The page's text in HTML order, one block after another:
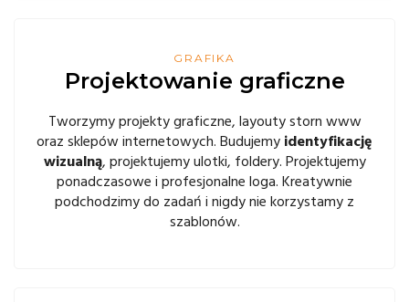
GRAFIKA
Projektowanie graficzne
Tworzymy projekty graficzne, layouty storn www
oraz sklepów internetowych. Budujemy identyfikację
wizualną, projektujemy ulotki, foldery. Projektujemy
ponadczasowe i profesjonalne loga. Kreatywnie
podchodzimy do zadań i nigdy nie korzystamy z
szablonów.